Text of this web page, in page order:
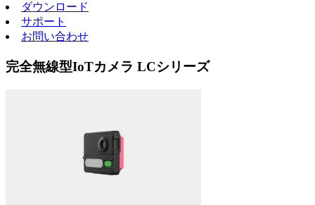
ダウンロード
サポート
お問い合わせ
完全無線型IoTカメラ LCシリーズ